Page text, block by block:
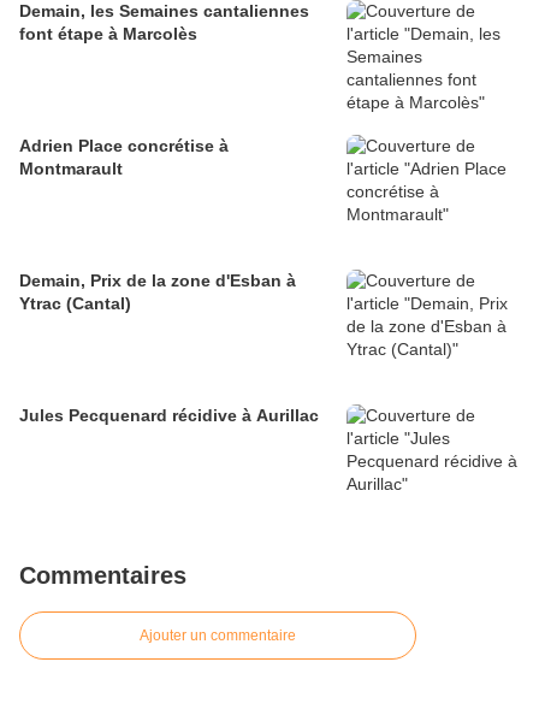
Demain, les Semaines cantaliennes
font étape à Marcolès
Adrien Place concrétise à
Montmarault
Demain, Prix de la zone d'Esban à
Ytrac (Cantal)
Jules Pecquenard récidive à Aurillac
Commentaires
Ajouter un commentaire